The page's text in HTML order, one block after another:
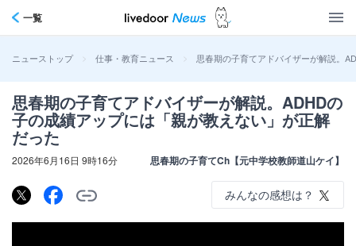
一覧
ニューストップ > 仕事・教育ニュース > 思春期の子育てアドバイザーが解説。
思春期の子育てアドバイザーが解説。ADHDの
子の成績アップには「親が教えない」が正解
だった
2026年6月16日 9時16分 思春期の子育てCh【元中学校教師道山ケイ】
みんなの感想は？